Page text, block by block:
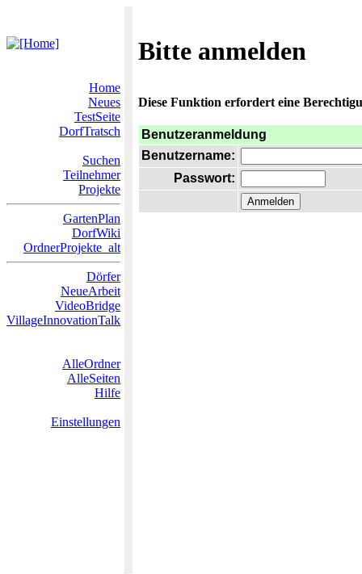
Bitte anmelden
Home
Neues
TestSeite
DorfTratsch
Suchen
Teilnehmer
Projekte
GartenPlan
DorfWiki
OrdnerProjekte_alt
Dörfer
NeueArbeit
VideoBridge
VillageInnovationTalk
AlleOrdner
AlleSeiten
Hilfe
Einstellungen
Diese Funktion erfordert eine
Benutzeranmeldung
Benutzername:
Passwort: